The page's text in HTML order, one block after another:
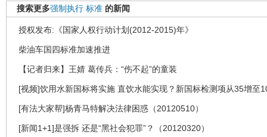
搜索更多强制执行 标准 的新闻
授权发布:《国家人权行动计划(2012-2015)年》
柴油车国四标准加速推进
【记者归来】王婧 葛传兵：“伤不起”的童装
[视频]饮用水新国标将实施 直饮水能实现？新国标检测项从35增至
[有法大家帮]杨青马特解决法律困惑（20120510）
[新闻1+1]是强拆 还是“黑社会犯罪”？（20120320）